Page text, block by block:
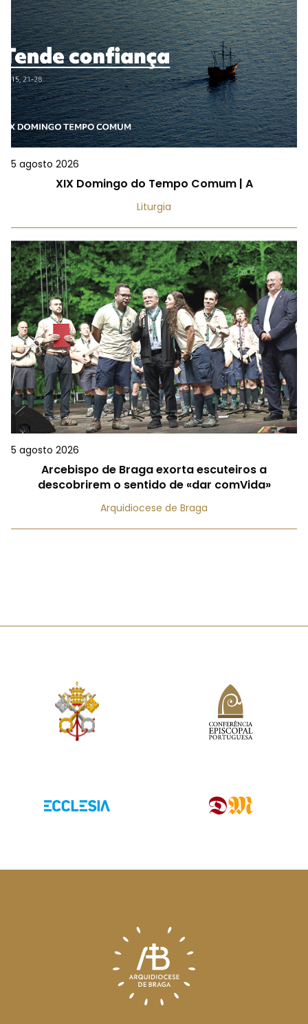
5 agosto 2026
XIX Domingo do Tempo Comum | A
Liturgia
5 agosto 2026
Arcebispo de Braga exorta escuteiros a
descobrirem o sentido de «dar comVida»
Arquidiocese de Braga